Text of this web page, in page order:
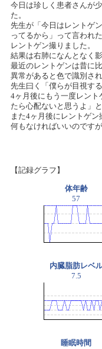
今日は珍しく患者さんが
た。
先生が「今日はレントゲ
ってるから」って言われ
レントゲン撮りました。
結果は右肺になんとなく
最近のレントゲンは昔に
異常があると色で識別さ
先生曰く「僕らが目視す
4ヶ月後にもう一度レン
たら心配ないと思うよ」
また4ヶ月後にレントゲン
何もなければいいのです
【記録グラフ】
体年齢
57
内臓脂肪レベ
7.5
睡眠時間